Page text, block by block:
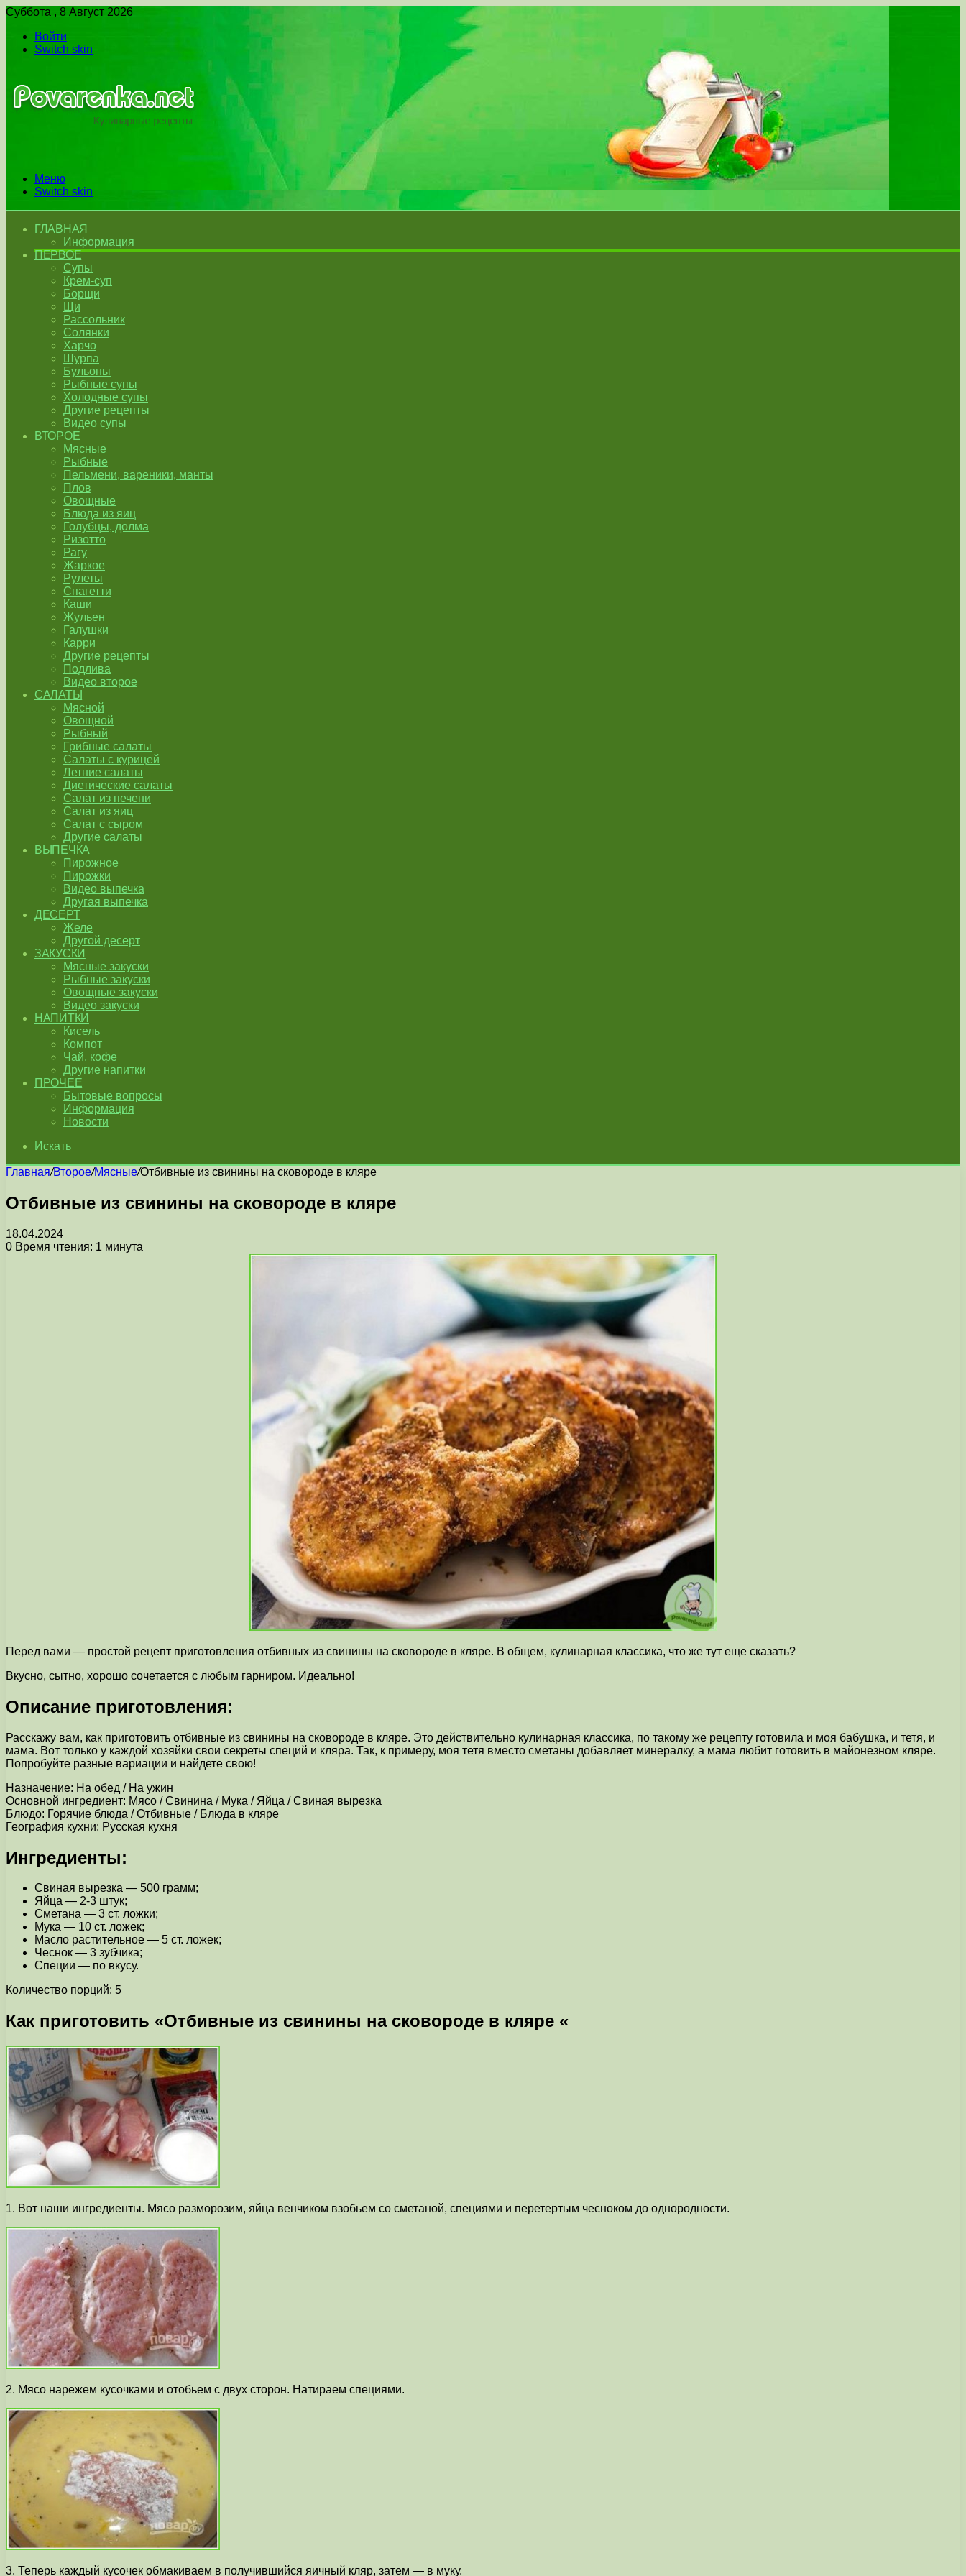
Суббота , 8 Август 2026
Войти
Switch skin
Меню
Switch skin
ГЛАВНАЯ
Информация
ПЕРВОЕ
Супы
Крем-суп
Борщи
Щи
Рассольник
Солянки
Харчо
Шурпа
Бульоны
Рыбные супы
Холодные супы
Другие рецепты
Видео супы
ВТОРОЕ
Мясные
Рыбные
Пельмени, вареники, манты
Плов
Овощные
Блюда из яиц
Голубцы, долма
Ризотто
Рагу
Жаркое
Рулеты
Спагетти
Каши
Жульен
Галушки
Карри
Другие рецепты
Подлива
Видео второе
САЛАТЫ
Мясной
Овощной
Рыбный
Грибные салаты
Салаты с курицей
Летние салаты
Диетические салаты
Салат из печени
Салат из яиц
Салат с сыром
Другие салаты
ВЫПЕЧКА
Пирожное
Пирожки
Видео выпечка
Другая выпечка
ДЕСЕРТ
Желе
Другой десерт
ЗАКУСКИ
Мясные закуски
Рыбные закуски
Овощные закуски
Видео закуски
НАПИТКИ
Кисель
Компот
Чай, кофе
Другие напитки
ПРОЧЕЕ
Бытовые вопросы
Информация
Новости
Искать
Главная/Второе/Мясные/Отбивные из свинины на сковороде в кляре
Отбивные из свинины на сковороде в кляре
18.04.2024
0 Время чтения: 1 минута
Перед вами — простой рецепт приготовления отбивных из свинины на сковороде в кляре. В общем, кулинарная классика, что же тут еще сказать?
Вкусно, сытно, хорошо сочетается с любым гарниром. Идеально!
Описание приготовления:
Расскажу вам, как приготовить отбивные из свинины на сковороде в кляре. Это действительно кулинарная классика, по такому же рецепту готовила и моя бабушка, и тетя, и
мама. Вот только у каждой хозяйки свои секреты специй и кляра. Так, к примеру, моя тетя вместо сметаны добавляет минералку, а мама любит готовить в майонезном кляре.
Попробуйте разные вариации и найдете свою!
Назначение: На обед / На ужин
Основной ингредиент: Мясо / Свинина / Мука / Яйца / Свиная вырезка
Блюдо: Горячие блюда / Отбивные / Блюда в кляре
География кухни: Русская кухня
Ингредиенты:
Свиная вырезка — 500 грамм;
Яйца — 2-3 штук;
Сметана — 3 ст. ложки;
Мука — 10 ст. ложек;
Масло растительное — 5 ст. ложек;
Чеснок — 3 зубчика;
Специи — по вкусу.
Количество порций: 5
Как приготовить «Отбивные из свинины на сковороде в кляре «
1. Вот наши ингредиенты. Мясо разморозим, яйца венчиком взобьем со сметаной, специями и перетертым чесноком до однородности.
2. Мясо нарежем кусочками и отобьем с двух сторон. Натираем специями.
3. Теперь каждый кусочек обмакиваем в получившийся яичный кляр, затем — в муку.